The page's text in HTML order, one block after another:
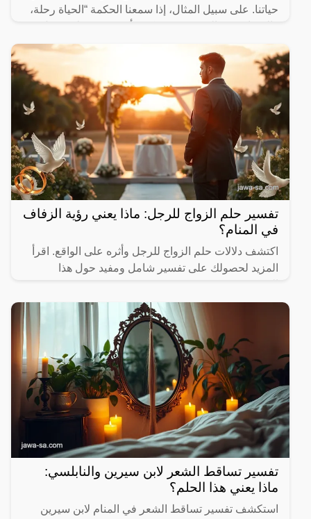
حياتنا. على سبيل المثال، إذا سمعنا الحكمة “الحياة رحلة،
تفسير حلم الزواج للرجل: ماذا يعني رؤية الزفاف
في المنام؟
اكتشف دلالات حلم الزواج للرجل وأثره على الواقع. اقرأ
المزيد لحصولك على تفسير شامل ومفيد حول هذا
تفسير تساقط الشعر لابن سيرين والنابلسي:
ماذا يعني هذا الحلم؟
استكشف تفسير تساقط الشعر في المنام لابن سيرين